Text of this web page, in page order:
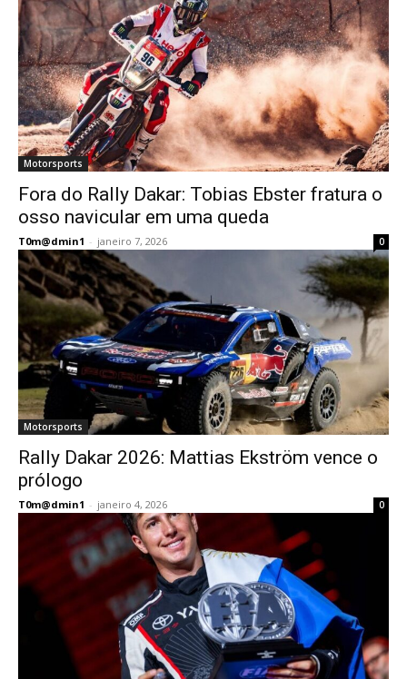
Motorsports
Fora do Rally Dakar: Tobias Ebster fratura o
osso navicular em uma queda
T0m@dmin1 - janeiro 7, 2026 0
Motorsports
Rally Dakar 2026: Mattias Ekström vence o
prólogo
T0m@dmin1 - janeiro 4, 2026 0